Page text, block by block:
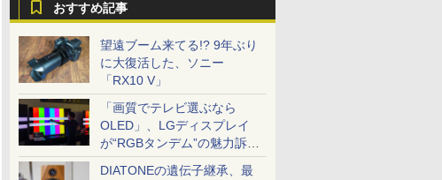
おすすめ記事
望遠ブーム来てる!? 9年ぶり
に大復活した、ソニー
「RX10 V」
「画質でテレビ選ぶなら
OLED」、LGディスプレイ
が“RGBタンデム”の魅力訴
求。液晶とのガチ比較も
DIATONEの遺伝子継承、最